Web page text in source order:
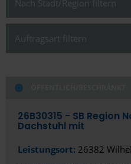
Nach Stadt/Region filtern
Alles anzeigen
Stadt
Auftragsart filtern
Alles anzeigen
Öffentlich
26B30315 - SB Region
Dachstuhl mit
Leistungsort: 26382